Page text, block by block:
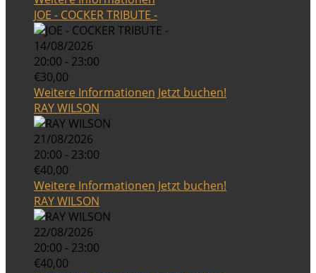
JOE - COCKER TRIBUTE -
14/08/2026
20:00 - 23:00
€30,00
Weitere Informationen Jetzt buchen!
RAY WILSON
21/08/2026
20:00 - 23:00
€40,00
Weitere Informationen Jetzt buchen!
RAY WILSON
22/08/2026
20:00 - 23:00
€40,00